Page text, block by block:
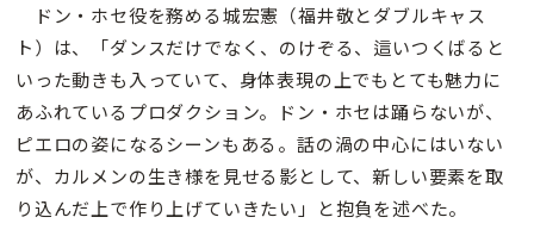
ドン・ホセ役を務める城宏憲（福井敬とダブルキャス
ト）は、「ダンスだけでなく、のけぞる、這いつくばると
いった動きも入っていて、身体表現の上でもとても魅力に
あふれているプロダクション。ドン・ホセは踊らないが、
ピエロの姿になるシーンもある。話の渦の中心にはいない
が、カルメンの生き様を見せる影として、新しい要素を取
り込んだ上で作り上げていきたい」と抱負を述べた。